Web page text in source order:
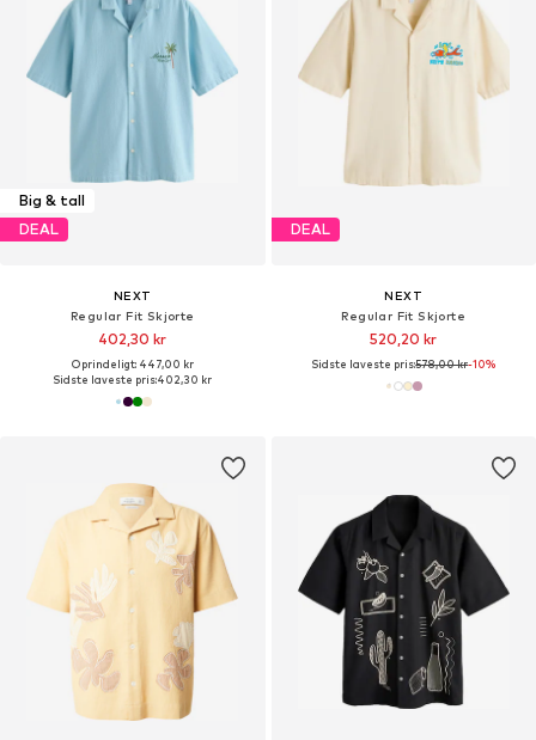
Big & tall
DEAL
NEXT
Regular Fit Skjorte
402,30 kr
Oprindeligt: 447,00 kr
Sidste laveste pris:402,30 kr
DEAL
NEXT
Regular Fit Skjorte
520,20 kr
Sidste laveste pris:578,00 kr-10%